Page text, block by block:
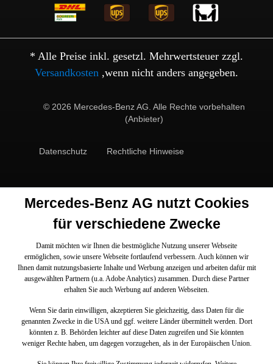
* Alle Preise inkl. gesetzl. Mehrwertsteuer zzgl.
Versandkosten ,wenn nicht anders angegeben.
© 2026 Mercedes-Benz AG. Alle Rechte vorbehalten
(Anbieter)
Datenschutz Rechtliche Hinweise
Mercedes-Benz AG nutzt Cookies
für verschiedene Zwecke
Damit möchten wir Ihnen die bestmögliche Nutzung unserer Webseite
ermöglichen, sowie unsere Webseite fortlaufend verbessern. Auch können wir
Ihnen damit nutzungsbasierte Inhalte und Werbung anzeigen und arbeiten dafür mit
ausgewählten Partnern (u.a. Adobe Analytics) zusammen. Durch diese Partner
erhalten Sie auch Werbung auf anderen Webseiten.
Wenn Sie darin einwilligen, akzeptieren Sie gleichzeitig, dass Daten für die
genannten Zwecke in die USA und ggf. weitere Länder übermittelt werden. Dort
könnten z. B. Behörden leichter auf diese Daten zugreifen und Sie könnten
weniger Rechte haben, um dagegen vorzugehen, als in der Europäischen Union.